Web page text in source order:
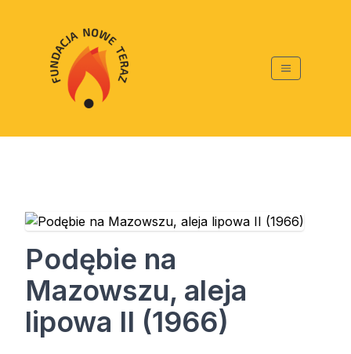
Podębie na
Mazowszu, aleja
lipowa II (1966)